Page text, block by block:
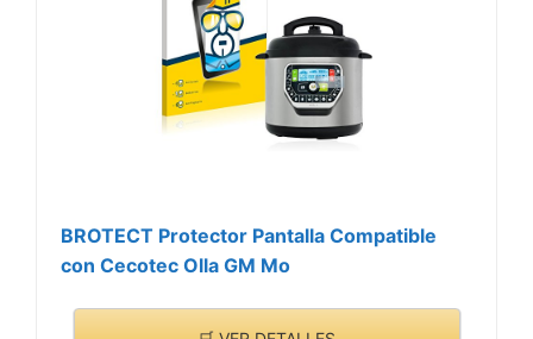
BROTECT Protector Pantalla Compatible
con Cecotec Olla GM Mo